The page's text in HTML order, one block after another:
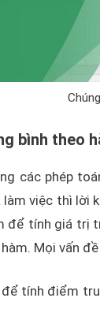
bình theo
các phép
làm việc thì
để tính giá trị
Mọi vấn
tính điểm